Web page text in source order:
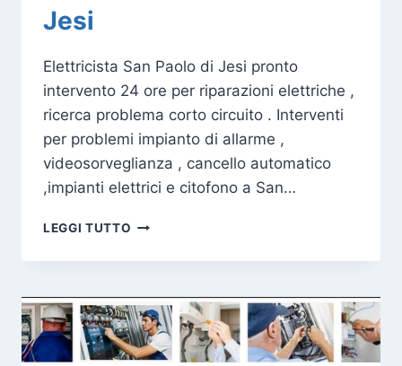
Jesi
Elettricista San Paolo di Jesi pronto
intervento 24 ore per riparazioni elettriche ,
ricerca problema corto circuito . Interventi
per problemi impianto di allarme ,
videosorveglianza , cancello automatico
,impianti elettrici e citofono a San…
LEGGI TUTTO ELETTRICISTA
PAOLO
JESI